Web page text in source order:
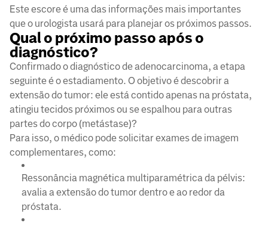
Este escore é uma das informações mais importantes
que o urologista usará para planejar os próximos passos.
Qual o próximo passo após o
diagnóstico?
Confirmado o diagnóstico de adenocarcinoma, a etapa
seguinte é o estadiamento. O objetivo é descobrir a
extensão do tumor: ele está contido apenas na próstata,
atingiu tecidos próximos ou se espalhou para outras
partes do corpo (metástase)?
Para isso, o médico pode solicitar exames de imagem
complementares, como:
Ressonância magnética multiparamétrica da pélvis:
avalia a extensão do tumor dentro e ao redor da
próstata.